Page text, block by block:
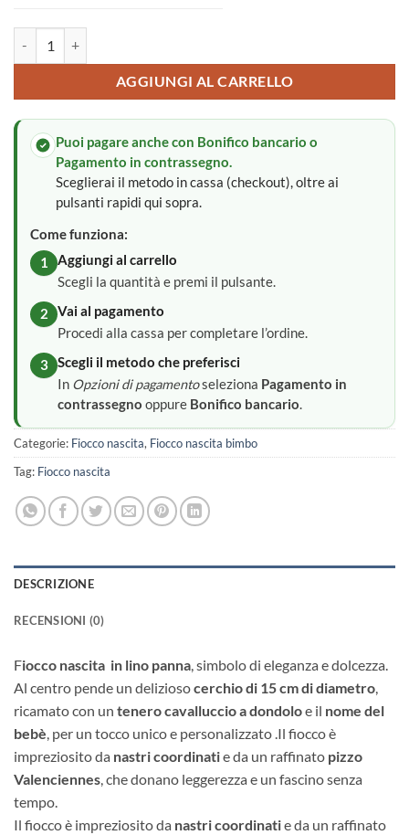
AGGIUNGI AL CARRELLO
Puoi pagare anche con Bonifico bancario o
Pagamento in contrassegno.
Sceglierai il metodo in cassa (checkout), oltre ai
pulsanti rapidi qui sopra.
Come funziona:
1
Aggiungi al carrello
Scegli la quantità e premi il pulsante.
2
Vai al pagamento
Procedi alla cassa per completare l’ordine.
3
Scegli il metodo che preferisci
In Opzioni di pagamentoseleziona Pagamento in
contrassegno oppure Bonifico bancario.
Categorie: Fiocco nascita, Fiocco nascita bimbo
Tag: Fiocco nascita
DESCRIZIONE
RECENSIONI (0)
Fiocco nascita in lino panna, simbolo di eleganza e dolcezza.
Al centro pende un deliziosocerchio di 15 cm di diametro,
ricamato con un tenero cavalluccio a dondoloe il nome del
bebè, per un tocco unico e personalizzato .Il fiocco è
impreziosito da nastri coordinatie da un raffinato pizzo
Valenciennes, che donano leggerezza e un fascino senza
tempo.
Il fiocco è impreziosito da nastri coordinatie da un raffinato